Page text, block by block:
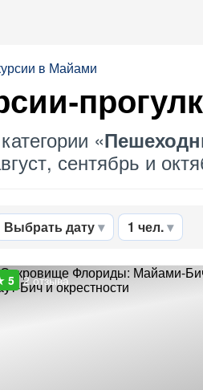
в Майами
«
сентябрь и
Выбрать дату 1 чел.
2 отзыва